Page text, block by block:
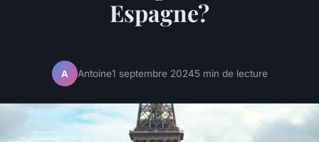
Espagne?
A Antoine1 septembre 20245 min de lecture